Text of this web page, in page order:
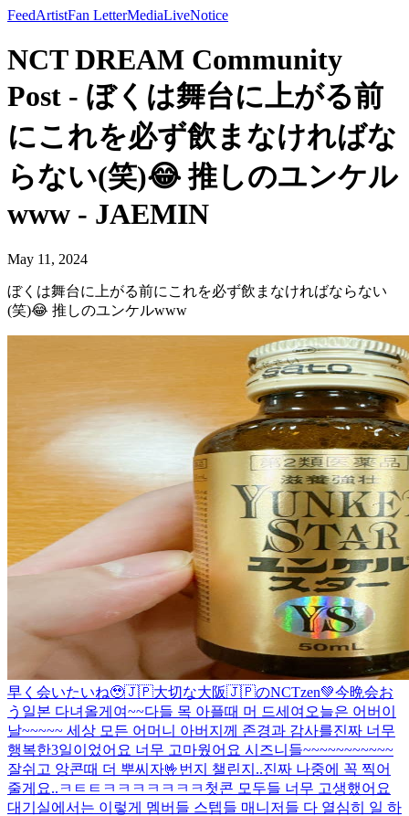
FeedArtistFan LetterMediaLiveNotice
NCT DREAM Community
Post - ぼくは舞台に上がる前
にこれを必ず飲まなければな
らない(笑)😂 推しのユンケル
www - JAEMIN
May 11, 2024
ぼくは舞台に上がる前にこれを必ず飲まなければならない
(笑)😂 推しのユンケルwww
早く会いたいね🥹🇯🇵大切な大阪🇯🇵のNCTzen💚今晩会お
う 일본 다녀올게여~~다들 목 아플때 머 드세여 오늘은 어버이
날~~~~~ 세상 모든 어머니 아버지께 존경과 감사를진짜 너무
행복한3일이었어요 너무 고마웠어요 시즈니들~~~~~~~~~~~
잘쉬고 앙콘때 더 뿌씨자🤟번지 챌린지..진짜 나중에 꼭 찍어
줄게요..ㅋㅌㅌㅋㅋㅋㅋㅋㅋㅋ 첫콘 모두들 너무 고생했어요
대기실에서는 이렇게 멤버들 스텝들 매니저들 다 열심히 일 하